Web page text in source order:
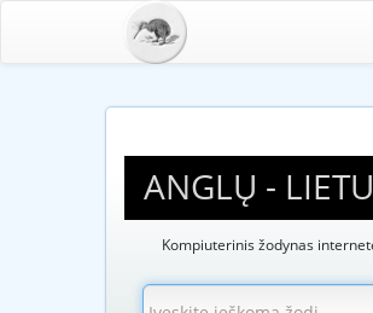
ANGLŲ -
Kompiuterinis žodynas